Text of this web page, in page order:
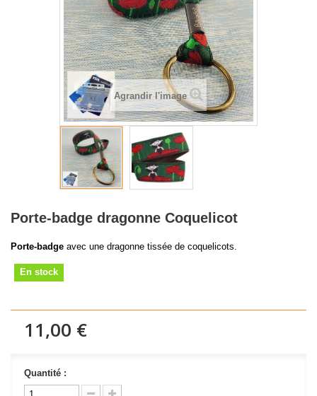
Agrandir l'image
Porte-badge dragonne Coquelicot
Porte-badge avec une dragonne tissée de coquelicots.
En stock
11,00 €
Quantité :